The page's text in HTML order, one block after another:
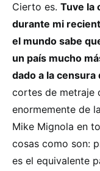
Cierto es. Tuve la
durante mi
el mundo sabe
un país mucho
dado a la censura
cortes de metraje
enormemente de
Mike Mignola en
cosas como son:
es el equivalente